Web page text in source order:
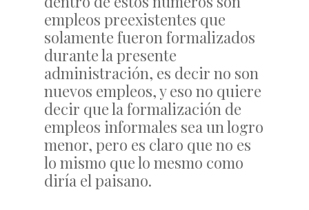
empleos preexistentes que
solamente fueron formalizados
durante la presente
administración, es decir no son
nuevos empleos, y eso no quiere
decir que la formalización de
empleos informales sea un logro
menor, pero es claro que no es
lo mismo que lo mesmo como
diría el paisano.